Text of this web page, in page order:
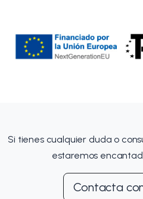
Si tienes cualquier duda o
estaremos
Contacta